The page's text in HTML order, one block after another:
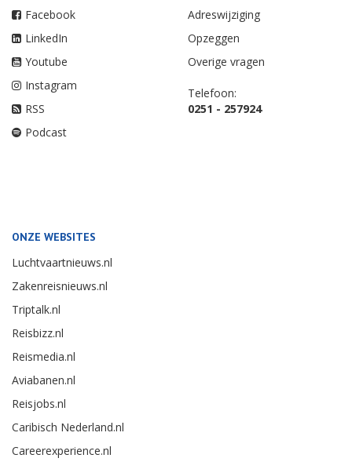
Facebook
LinkedIn
Youtube
Instagram
RSS
Podcast
Adreswijziging
Opzeggen
Overige vragen
Telefoon:
0251 - 257924
ONZE WEBSITES
Luchtvaartnieuws.nl
Zakenreisnieuws.nl
Triptalk.nl
Reisbizz.nl
Reismedia.nl
Aviabanen.nl
Reisjobs.nl
Caribisch Nederland.nl
Careerexperience.nl